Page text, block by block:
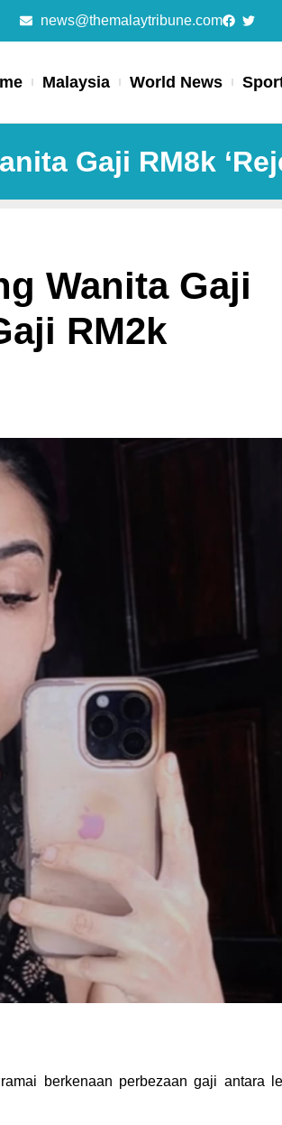
news@themalaytribune.com
Malaysia World News
Gaji RM8k
Wanita Gaji
RM2k
berkenaan perbezaan gaji antara